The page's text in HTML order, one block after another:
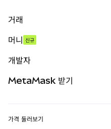
거래
무기한 선물
실물자산
머니 신규
개발자
MetaMask 받기
가격 둘러보기